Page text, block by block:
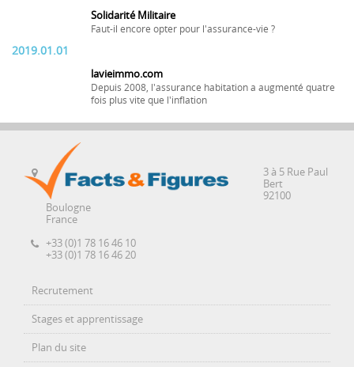
Solidarité Militaire
Faut-il encore opter pour l'assurance-vie ?
2019.01.01
lavieimmo.com
Depuis 2008, l'assurance habitation a augmenté quatre
fois plus vite que l'inflation
3 à 5 Rue Paul
Bert
92100
Boulogne
France
+33 (0)1 78 16 46 10
+33 (0)1 78 16 46 20
Recrutement
Stages et apprentissage
Plan du site